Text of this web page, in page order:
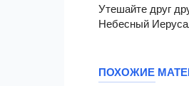
Утешайте друг
Небесный
ПОХОЖИЕ